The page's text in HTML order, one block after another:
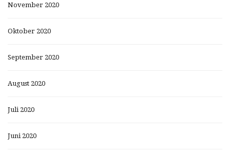
November 2020
Oktober 2020
September 2020
August 2020
Juli 2020
Juni 2020